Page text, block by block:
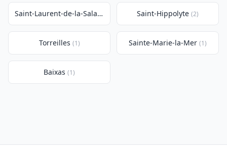
Saint-Laurent-de-la-Salanque Saint-Hippolyte (2)
Torreilles (1) Sainte-Marie-la-Mer (1)
Baixas (1)